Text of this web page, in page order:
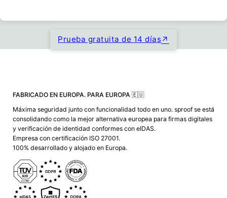
Prueba gratuita de 14 días
FABRICADO EN EUROPA. PARA EUROPA 🇪🇺
Máxima seguridad junto con funcionalidad todo en uno. sproof se está
consolidando como la mejor alternativa europea para firmas digitales
y verificación de identidad conformes con eIDAS.
Empresa con certificación ISO 27001.
100% desarrollado y alojado en Europa.